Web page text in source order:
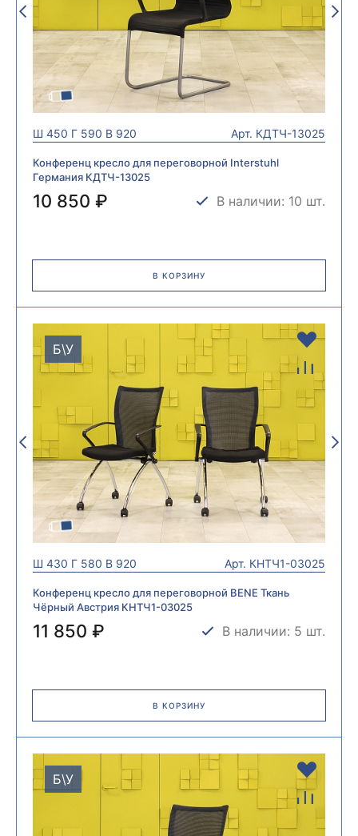
Ш 450 Г 590 В 920 Арт. КДТЧ-13025
Конференц кресло для переговорной Interstuhl
Германия КДТЧ-13025
10 850 ₽ В наличии: 10 шт.
В КОРЗИНУ
Б\У
Ш 430 Г 580 В 920 Арт. КНТЧ1-03025
Конференц кресло для переговорной BENE Ткань
Чёрный Австрия КНТЧ1-03025
11 850 ₽ В наличии: 5 шт.
В КОРЗИНУ
Б\У